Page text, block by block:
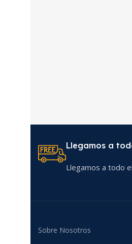
Llegamos a
Llegamos a todo
Sobre Nosotros